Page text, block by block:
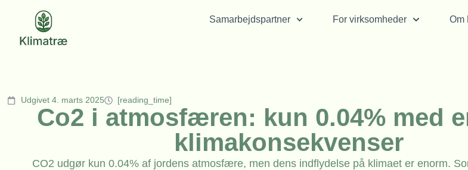
Samarbejdspartner For virksomheder Om
Udgivet 4. marts 2025 [reading_time]
Co2 i atmosfæren: kun 0.04% med
klimakonsekvenser
CO2 udgør kun 0.04% af jordens atmosfære, men dens indflydelse på klimaet er enorm.